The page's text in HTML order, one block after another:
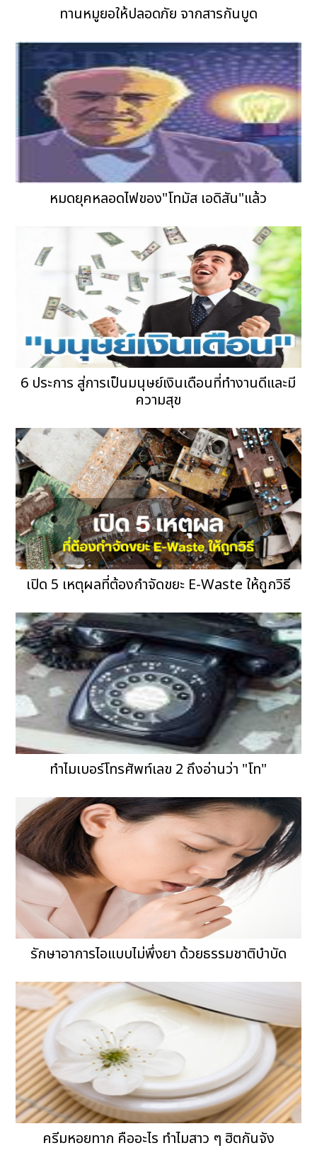
ทานหมูยอให้ปลอดภัย จากสารกันบูด
หมดยุคหลอดไฟของ"โทมัส เอดิสัน"แล้ว
6 ประการ สู่การเป็นมนุษย์เงินเดือนที่ทำงานดีและมี
ความสุข
เปิด 5 เหตุผลที่ต้องกำจัดขยะ E-Waste ให้ถูกวิธี
ทำไมเบอร์โทรศัพท์เลข 2 ถึงอ่านว่า "โท"
รักษาอาการไอแบบไม่พึ่งยา ด้วยธรรมชาติบำบัด
ครีมหอยทาก คืออะไร ทำไมสาว ๆ ฮิตกันจัง